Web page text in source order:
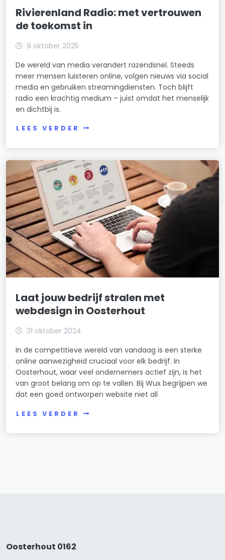
Rivierenland Radio: met vertrouwen
de toekomst in
9 oktober 2025
De wereld van media verandert razendsnel. Steeds
meer mensen luisteren online, volgen nieuws via social
media en gebruiken streamingdiensten. Toch blijft
radio een krachtig medium – juist omdat het menselijk
en dichtbij is.
LEES VERDER
Laat jouw bedrijf stralen met
webdesign in Oosterhout
31 oktober 2024
In de competitieve wereld van vandaag is een sterke
online aanwezigheid cruciaal voor elk bedrijf. In
Oosterhout, waar veel ondernemers actief zijn, is het
van groot belang om op te vallen. Bij Wux begrijpen we
dat een goed ontworpen website niet all
LEES VERDER
Oosterhout 0162